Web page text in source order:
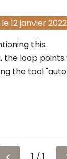
le 12 janvier 2022
this.
the loop
the tool